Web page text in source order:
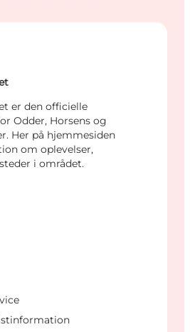
er den officielle
Odder, Horsens og
Her på hjemmesiden
om oplevelser,
i området.